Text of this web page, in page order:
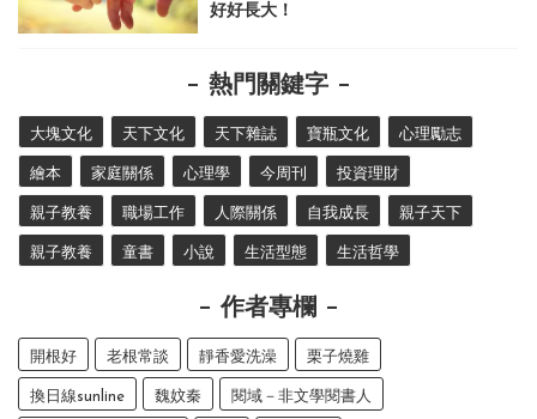
好好長大！
熱門關鍵字
大塊文化 天下文化 天下雜誌 寶瓶文化 心理勵志
繪本 家庭關係 心理學 今周刊 投資理財
親子教養 職場工作 人際關係 自我成長 親子天下
親子教養 童書 小說 生活型態 生活哲學
作者專欄
開根好 老根常談 靜香愛洗澡 栗子燒雞
換日線sunline 魏妏秦 閱域－非文學閱書人